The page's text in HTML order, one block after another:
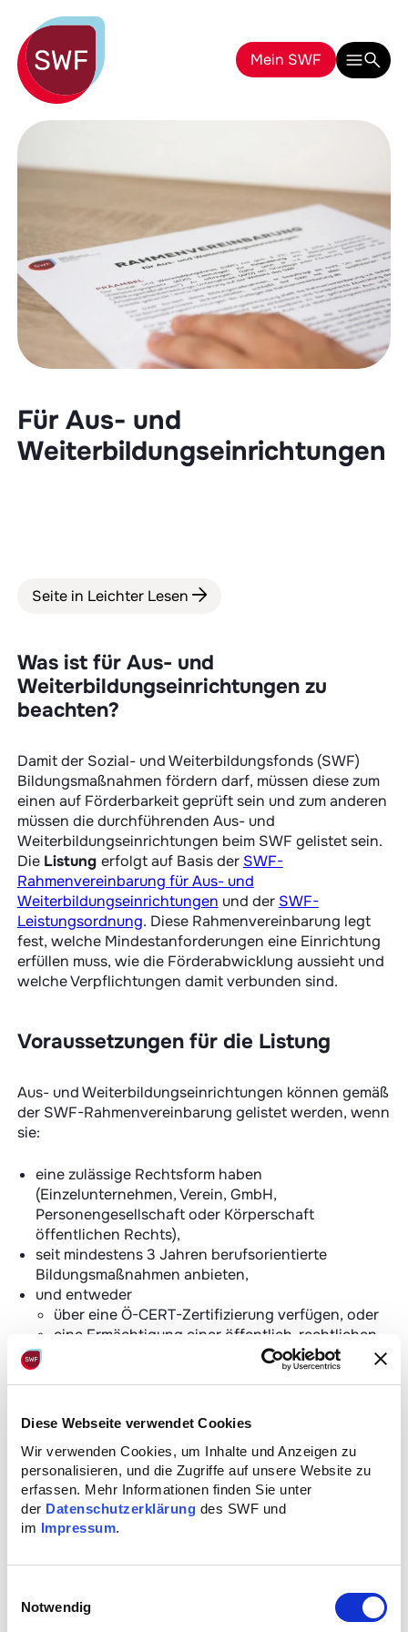
Diese Webseite verwendet Cookies
Wir verwenden Cookies, um Inhalte und Anzeigen zu
personalisieren, und die Zugriffe auf unsere Website zu
erfassen. Mehr Informationen finden Sie unter
der Datenschutzerklärung des SWF und
im Impressum.
Notwendig
Mein SWF
Für Aus- und
Weiterbildungseinrichtungen
Seite in Leichter Lesen
Was ist für Aus- und
Weiterbildungseinrichtungen zu
beachten?
Damit der Sozial- und Weiterbildungsfonds (SWF)
Bildungsmaßnahmen fördern darf, müssen diese zum
einen auf Förderbarkeit geprüft sein und zum anderen
müssen die durchführenden Aus- und
Weiterbildungseinrichtungen beim SWF gelistet sein.
Die Listung erfolgt auf Basis der SWF-
Rahmenvereinbarung für Aus- und
Weiterbildungseinrichtungen und der SWF-
Leistungsordnung. Diese Rahmenvereinbarung legt
fest, welche Mindestanforderungen eine Einrichtung
erfüllen muss, wie die Förderabwicklung aussieht und
welche Verpflichtungen damit verbunden sind.
Voraussetzungen für die Listung
Aus- und Weiterbildungseinrichtungen können gemäß
der SWF-Rahmenvereinbarung gelistet werden, wenn
sie:
eine zulässige Rechtsform haben
(Einzelunternehmen, Verein, GmbH,
Personengesellschaft oder Körperschaft
öffentlichen Rechts),
seit mindestens 3 Jahren berufsorientierte
Bildungsmaßnahmen anbieten,
und entweder
über eine Ö-CERT-Zertifizierung verfügen, oder
eine Ermächtigung einer öffentlich-rechtlichen
Stelle zur Durchführung gesetzlich geregelter
Die Listung imAus- und Weiterbildungsverzeichnis
So funktioniert die Listung
Die Aus- und Weiterbildungseinrichtung registriert